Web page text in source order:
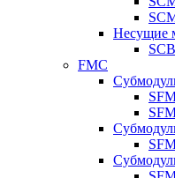
Несущие
FMC